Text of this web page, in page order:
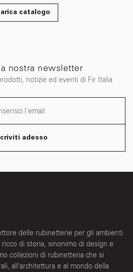
catalogo
nostra newsletter
notizie ed eventi di Fir Italia
adesso
delle rubinetterie per gli ambienti
di storia, sinonimo di design e
collezioni di rubinetteria che si
all’architettura e al mondo della